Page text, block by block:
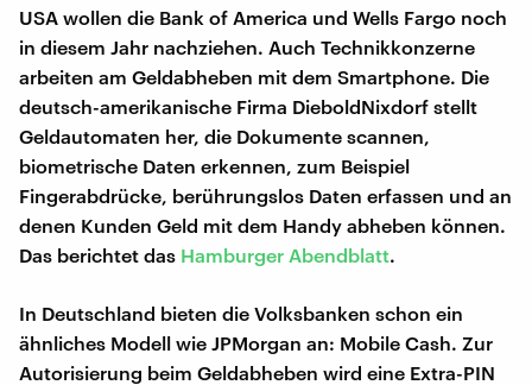
USA wollen die Bank of America und Wells Fargo noch
in diesem Jahr nachziehen. Auch Technikkonzerne
arbeiten am Geldabheben mit dem Smartphone. Die
deutsch-amerikanische Firma DieboldNixdorf stellt
Geldautomaten her, die Dokumente scannen,
biometrische Daten erkennen, zum Beispiel
Fingerabdrücke, berührungslos Daten erfassen und an
denen Kunden Geld mit dem Handy abheben können.
Das berichtet das Hamburger Abendblatt.
In Deutschland bieten die Volksbanken schon ein
ähnliches Modell wie JPMorgan an: Mobile Cash. Zur
Autorisierung beim Geldabheben wird eine Extra-PIN